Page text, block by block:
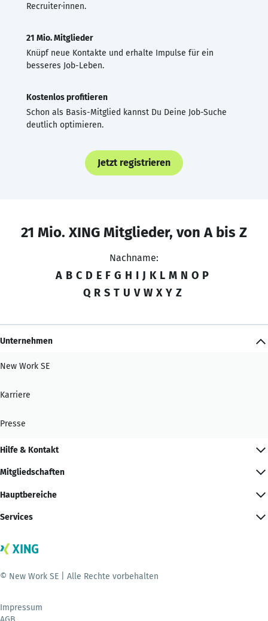
Recruiter·innen.
21 Mio. Mitglieder
Knüpf neue Kontakte und erhalte Impulse für ein
besseres Job-Leben.
Kostenlos profitieren
Schon als Basis-Mitglied kannst Du Deine Job-Suche
deutlich optimieren.
Jetzt registrieren
21 Mio. XING Mitglieder, von A bis Z
Nachname:
A B C D E F G H I J K L M N O P
Q R S T U V W X Y Z
Unternehmen
New Work SE
Karriere
Presse
Hilfe & Kontakt
Mitgliedschaften
Hauptbereiche
Services
© New Work SE | Alle Rechte vorbehalten
Impressum